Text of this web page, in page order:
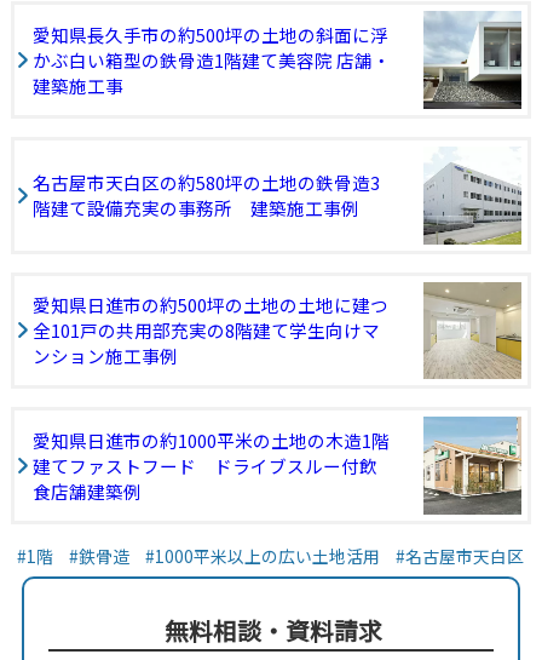
愛知県長久手市の約500坪の土地の斜面に浮
かぶ白い箱型の鉄骨造1階建て美容院 店舗・
建築施工事
名古屋市天白区の約580坪の土地の鉄骨造3
階建て設備充実の事務所 建築施工事例
愛知県日進市の約500坪の土地の土地に建つ
全101戸の共用部充実の8階建て学生向けマ
ンション施工事例
愛知県日進市の約1000平米の土地の木造1階
建てファストフード ドライブスルー付飲
食店舗建築例
1階 鉄骨造 1000平米以上の広い土地活用 名古屋市天白区
無料相談・資料請求